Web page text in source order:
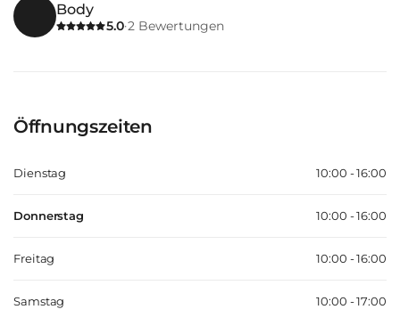
Body
5.0·2 Bewertungen
Öffnungszeiten
Dienstag 10:00 - 16:00
Donnerstag 10:00 - 16:00
Freitag 10:00 - 16:00
Samstag 10:00 - 17:00